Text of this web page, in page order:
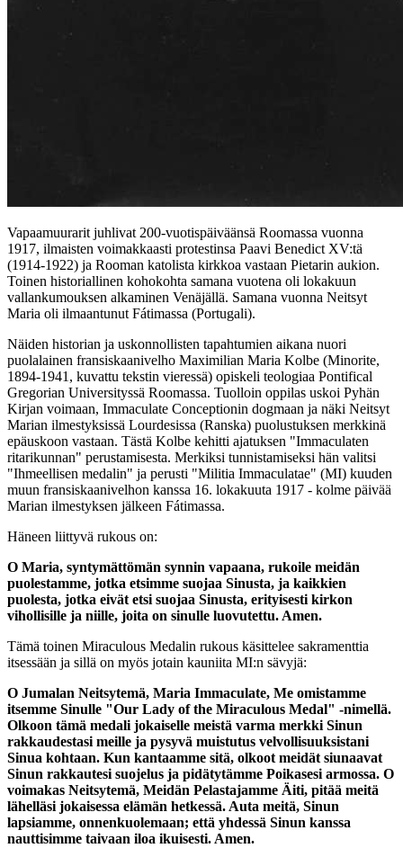
Vapaamuurarit juhlivat 200-vuotispäiväänsä Roomassa vuonna
1917, ilmaisten voimakkaasti protestinsa Paavi Benedict XV:tä
(1914-1922) ja Rooman katolista kirkkoa vastaan Pietarin aukion.
Toinen historiallinen kohokohta samana vuotena oli lokakuun
vallankumouksen alkaminen Venäjällä. Samana vuonna Neitsyt
Maria oli ilmaantunut Fátimassa (Portugali).
Näiden historian ja uskonnollisten tapahtumien aikana nuori
puolalainen fransiskaanivelho Maximilian Maria Kolbe (Minorite,
1894-1941, kuvattu tekstin vieressä) opiskeli teologiaa Pontifical
Gregorian Universityssä Roomassa. Tuolloin oppilas uskoi Pyhän
Kirjan voimaan, Immaculate Conceptionin dogmaan ja näki Neitsyt
Marian ilmestyksissä Lourdesissa (Ranska) puolustuksen merkkinä
epäuskoon vastaan. Tästä Kolbe kehitti ajatuksen "Immaculaten
ritarikunnan" perustamisesta. Merkiksi tunnistamiseksi hän valitsi
"Ihmeellisen medalin" ja perusti "Militia Immaculatae" (MI) kuuden
muun fransiskaanivelhon kanssa 16. lokakuuta 1917 - kolme päivää
Marian ilmestyksen jälkeen Fátimassa.
Häneen liittyvä rukous on:
O Maria, syntymättömän synnin vapaana, rukoile meidän
puolestamme, jotka etsimme suojaa Sinusta, ja kaikkien
puolesta, jotka eivät etsi suojaa Sinusta, erityisesti kirkon
vihollisille ja niille, joita on sinulle luovutettu. Amen.
Tämä toinen Miraculous Medalin rukous käsittelee sakramenttia
itsessään ja sillä on myös jotain kauniita MI:n sävyjä:
O Jumalan Neitsytemä, Maria Immaculate, Me omistamme
itsemme Sinulle "Our Lady of the Miraculous Medal" -nimellä.
Olkoon tämä medali jokaiselle meistä varma merkki Sinun
rakkaudestasi meille ja pysyvä muistutus velvollisuuksistani
Sinua kohtaan. Kun kantaamme sitä, olkoot meidät siunaavat
Sinun rakkautesi suojelus ja pidätytämme Poikasesi armossa. O
voimakas Neitsytemä, Meidän Pelastajamme Äiti, pitää meitä
lähelläsi jokaisessa elämän hetkessä. Auta meitä, Sinun
lapsiamme, onnenkuolemaan; että yhdessä Sinun kanssa
nauttisimme taivaan iloa ikuisesti. Amen.